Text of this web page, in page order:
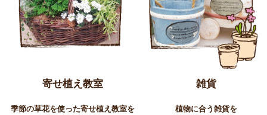
寄せ植え教室
季節の草花を使った寄せ植え教室を
雑貨
植物に合う雑貨を